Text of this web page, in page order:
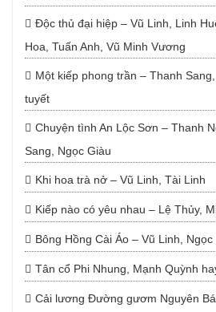
Độc thủ đại hiệp – Vũ Linh, Linh
Hoa, Tuấn Anh, Vũ Minh Vương
Một kiếp phong trần – Thanh
tuyết
Chuyện tình An Lộc Sơn – Thanh
Sang, Ngọc Giàu
Khi hoa trà nở – Vũ Linh, Tài Linh
Kiếp nào có yêu nhau – Lệ Thủy,
Bông Hồng Cài Áo – Vũ Linh, Ngọc
Tân cổ Phi Nhung, Mạnh Quỳnh
Cải lương Đường gươm Nguyên